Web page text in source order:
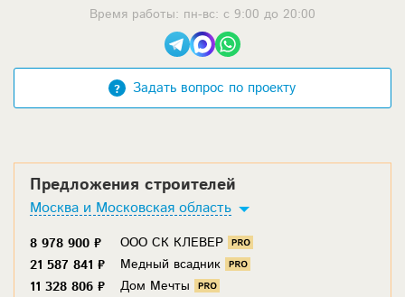
Время работы: пн-вс: с 9:00 до 20:00
Задать вопрос по проекту
Предложения строителей
Москва и Московская область
8 978 900 ₽
ООО СК КЛЕВЕР
21 587 841 ₽
Медный всадник
11 328 806 ₽
Дом Мечты